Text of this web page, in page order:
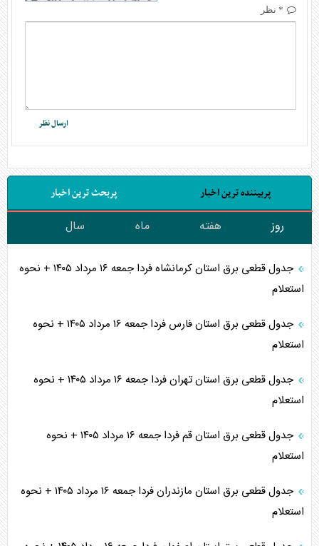
* نظر
پربیننده ترین اخبار پربحث ترین اخبار
روز هفته ماه سال
جدول قطعی برق استان کرمانشاه فردا جمعه ۱۶ مرداد ۱۴۰۵ + نحوه
استعلام
جدول قطعی برق استان فارس فردا جمعه ۱۶ مرداد ۱۴۰۵ + نحوه
استعلام
جدول قطعی برق استان تهران فردا جمعه ۱۶ مرداد ۱۴۰۵ + نحوه
استعلام
جدول قطعی برق استان قم فردا جمعه ۱۶ مرداد ۱۴۰۵ + نحوه
استعلام
جدول قطعی برق استان مازندران فردا جمعه ۱۶ مرداد ۱۴۰۵ + نحوه
استعلام